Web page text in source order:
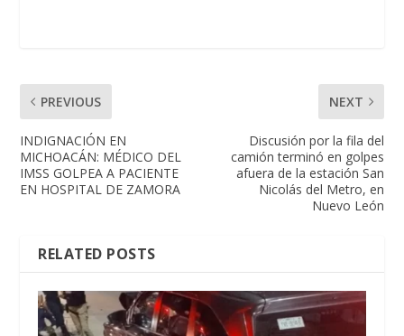
PREVIOUS
INDIGNACIÓN EN
MICHOACÁN: MÉDICO DEL
IMSS GOLPEA A PACIENTE
EN HOSPITAL DE ZAMORA
NEXT
Discusión por la fila del
camión terminó en golpes
afuera de la estación San
Nicolás del Metro, en
Nuevo León
RELATED POSTS